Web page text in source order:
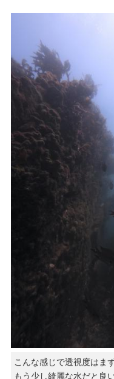
こんな感じで透視度はまず
もう少し綺麗な水だと良